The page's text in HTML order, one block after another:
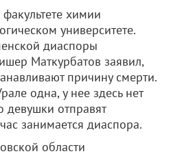
химии
университете.
диаспоры
Маткурбатов заявил,
причину смерти.
одна, у нее здесь нет
девушки отправят
занимается диаспора.
области